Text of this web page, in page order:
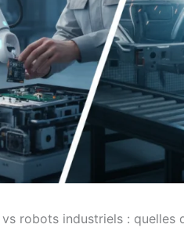
robots industriels : quelles